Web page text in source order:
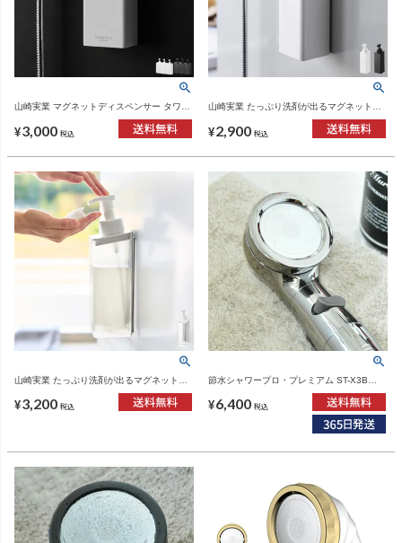
山崎実業 マグネットディスペンサー タワー
850mL tower | バスグッズ・タワーシリーズ
¥3,000 税込
山崎実業 たっぷり洗剤が出るマグネットデ
ィスペンサー タワー 泡タイプ tower | バス
グッズ・タワーシリーズ
¥2,900 税込
山崎実業 たっぷり洗剤が出るマグネットデ
グッズ・ディスペンサー
¥3,200 税込
節水シャワープロ・プレミアム ST-X3B
¥6,400 税込